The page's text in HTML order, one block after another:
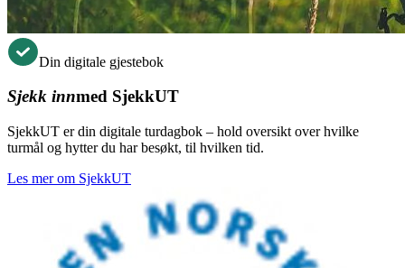
Din digitale gjestebok
Sjekk innmed SjekkUT
SjekkUT er din digitale turdagbok – hold oversikt over hvilke
turmål og hytter du har besøkt, til hvilken tid.
Les mer om SjekkUT